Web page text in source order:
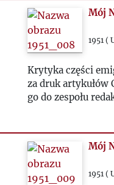
Mój
1951 (
Krytyka części
za druk artykułów
go do zespołu
Mój
1951 (